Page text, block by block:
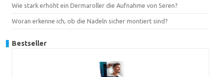
Wie stark erhöht ein Dermaroller die Aufnahme von Seren?
Woran erkenne ich, ob die Nadeln sicher montiert sind?
Bestseller